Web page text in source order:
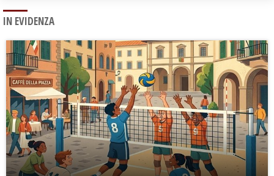
IN EVIDENZA